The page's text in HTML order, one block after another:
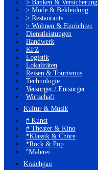
> Banken & Versicherung
> Mode & Bekleidung
> Restaurants
> Wohnen & Einrichten
Dienstleistungen
Handwerk
KFZ
Logistik
Lokalitäten
Reisen & Tourismus
Technologie
Versorger / Entsorger
Wirtschaft
Kultur & Musik
# Kunst
# Theater & Kino
*Klassik & Chöre
*Rock & Pop
°Malerei
Kraichgau